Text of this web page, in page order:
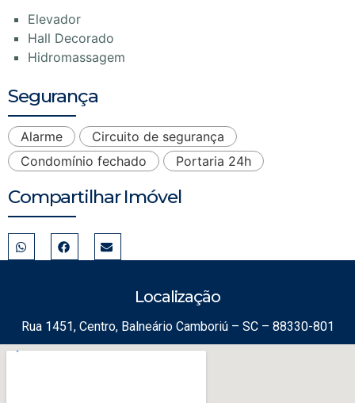
Elevador
Hall Decorado
Hidromassagem
Segurança
Alarme
Circuito de segurança
Condomínio fechado
Portaria 24h
Compartilhar Imóvel
Localização
Rua 1451, Centro, Balneário Camboriú – SC – 88330-801